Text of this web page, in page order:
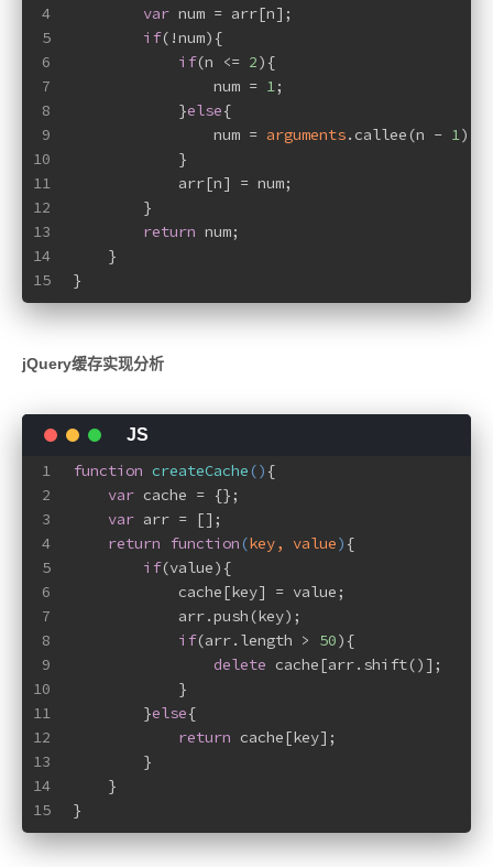
4
5
6
7
8
9
10
11
12
13
14
15
var num = arr[n];
if(!num){
if(n <= 2){
                num =
1;
            }
else{
                num =
arguments.callee(n - 1)
            }
            arr[n] = num;
        }
return num;
    }
}
jQuery缓存实现分析
1
2
3
4
5
6
7
8
9
10
11
12
13
14
15
function createCache () {
var cache = {};
var arr = [];
return
function (key, value) {
if(value){
            cache[key] = value;
            arr.push(key);
if(arr.length > 50){
delete cache[arr.shift()];
            }
        }
else{
return cache[key];
        }
    }
}